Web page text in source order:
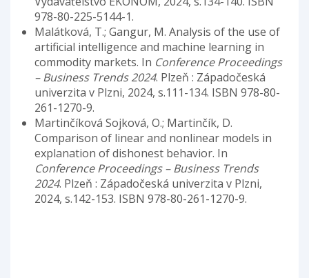
978-80-225-5144-1.
Malátková, T.; Gangur, M. Analysis of the use of
artificial intelligence and machine learning in
commodity markets. In Conference Proceedings
– Business Trends 2024. Plzeň : Západočeská
univerzita v Plzni, 2024, s.111-134. ISBN 978-80-
261-1270-9.
Martinčíková Sojková, O.; Martinčík, D.
Comparison of linear and nonlinear models in
explanation of dishonest behavior. In
Conference Proceedings – Business Trends
2024. Plzeň : Západočeská univerzita v Plzni,
2024, s.142-153. ISBN 978-80-261-1270-9.